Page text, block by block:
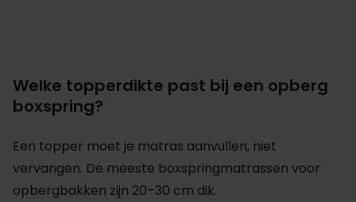
Welke topperdikte past bij een opberg
boxspring?
Een topper moet je matras aanvullen, niet
vervangen. De meeste boxspringmatrassen voor
opbergbakken zijn 20–30 cm dik.